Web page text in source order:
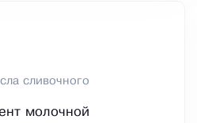
сливочного
молочной